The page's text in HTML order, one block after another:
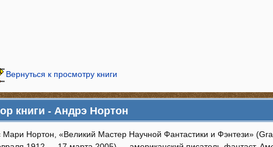
Вернуться к просмотру книги
книги - Андрэ Нортон
Нортон, «Великий Мастер Научной Фантастики и Фэнтези»